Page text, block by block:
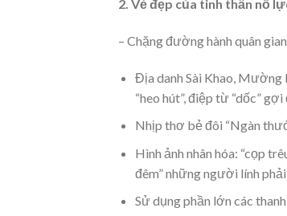
2. Vẻ đẹp của tinh thần nỗ
– Chặng đường hành quân
Địa danh Sài Khao, Mường
“heo hút”, điệp từ “dốc”
Nhịp thơ bẻ đôi “Ngàn
Hình ảnh nhân hóa: “cọp
đêm” những người lính
Sử dụng phần lớn các